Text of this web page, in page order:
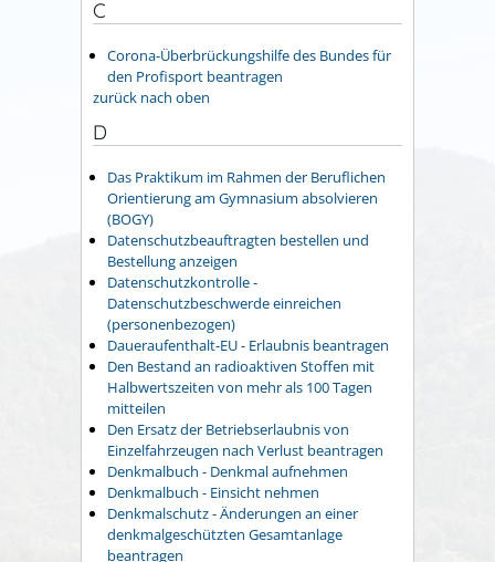
C
Corona-Überbrückungshilfe des Bundes für
den Profisport beantragen
zurück nach oben
D
Das Praktikum im Rahmen der Beruflichen
Orientierung am Gymnasium absolvieren
(BOGY)
Datenschutzbeauftragten bestellen und
Bestellung anzeigen
Datenschutzkontrolle -
Datenschutzbeschwerde einreichen
(personenbezogen)
Daueraufenthalt-EU - Erlaubnis beantragen
Den Bestand an radioaktiven Stoffen mit
Halbwertszeiten von mehr als 100 Tagen
mitteilen
Den Ersatz der Betriebserlaubnis von
Einzelfahrzeugen nach Verlust beantragen
Denkmalbuch - Denkmal aufnehmen
Denkmalbuch - Einsicht nehmen
Denkmalschutz - Änderungen an einer
denkmalgeschützten Gesamtanlage
beantragen